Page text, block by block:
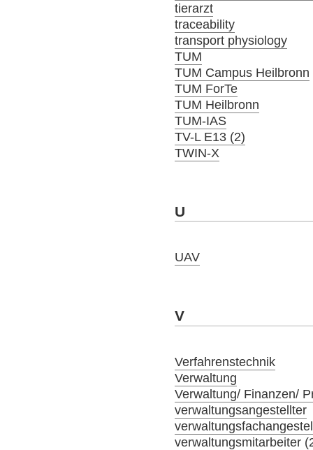
tierarzt
traceability
transport physiology
TUM
TUM Campus Heilbronn
TUM ForTe
TUM Heilbronn
TUM-IAS
TV-L E13 (2)
TWIN-X
U
UAV
V
Verfahrenstechnik
Verwaltung
Verwaltung/ Finanzen/
verwaltungsangestellter
verwaltungsmitarbeiter